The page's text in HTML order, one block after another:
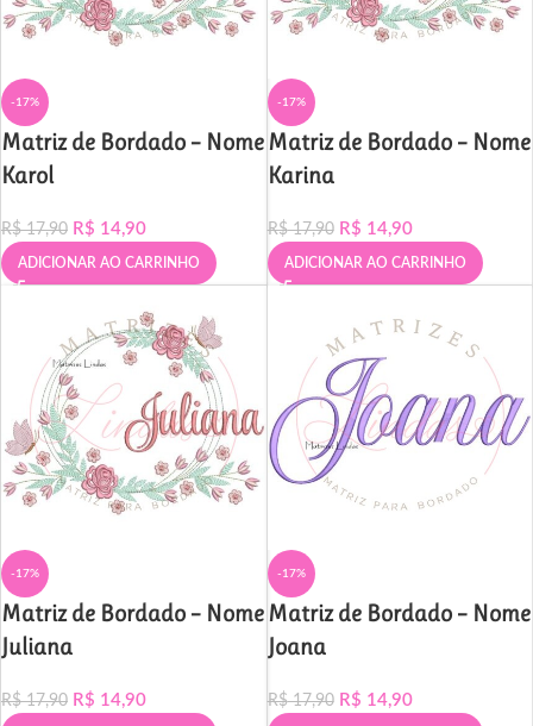
-17%
Matriz de Bordado – Nome
Karol
R$17,90 R$ 14,90
ADICIONAR AO CARRINHO
-17%
Matriz de Bordado – Nome
Karina
R$17,90 R$ 14,90
ADICIONAR AO CARRINHO
-17%
Matriz de Bordado – Nome
Juliana
R$17,90 R$ 14,90
-17%
Matriz de Bordado – Nome
Joana
R$17,90 R$ 14,90